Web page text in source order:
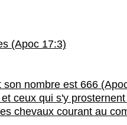
(Apoc 17:3)
nombre est 666
ceux qui s'y
chevaux courant au